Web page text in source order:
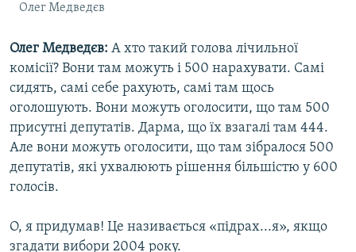
Олег Медведєв
Олег Медведєв: А хто такий голова лічильної
комісії? Вони там можуть і 500 нарахувати. Самі
сидять, самі себе рахують, самі там щось
оголошують. Вони можуть оголосити, що там 500
присутні депутатів. Дарма, що їх взагалі там 444.
Але вони можуть оголосити, що там зібралося 500
депутатів, які ухвалюють рішення більшістю у 600
голосів.
О, я придумав! Це називається «підрах...я», якщо
згадати вибори 2004 року.